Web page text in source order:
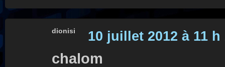
dionisi 10 juillet 2012 à 11 h
chalom